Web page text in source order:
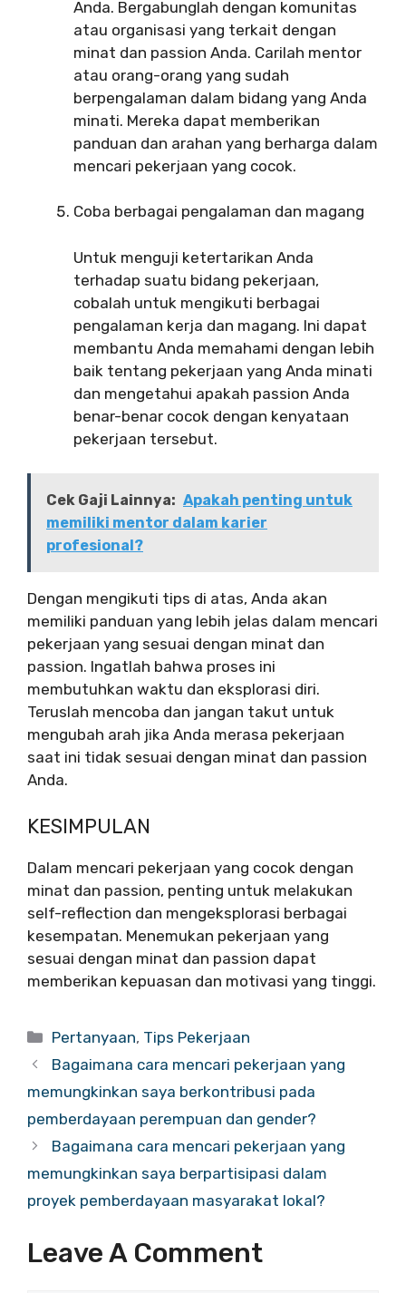
Anda. Bergabunglah dengan komunitas
atau organisasi yang terkait dengan
minat dan passion Anda. Carilah mentor
atau orang-orang yang sudah
berpengalaman dalam bidang yang Anda
minati. Mereka dapat memberikan
panduan dan arahan yang berharga dalam
mencari pekerjaan yang cocok.
Coba berbagai pengalaman dan magang
Untuk menguji ketertarikan Anda
terhadap suatu bidang pekerjaan,
cobalah untuk mengikuti berbagai
pengalaman kerja dan magang. Ini dapat
membantu Anda memahami dengan lebih
baik tentang pekerjaan yang Anda minati
dan mengetahui apakah passion Anda
benar-benar cocok dengan kenyataan
pekerjaan tersebut.
Cek Gaji Lainnya: Apakah penting untuk
memiliki mentor dalam karier
profesional?
Dengan mengikuti tips di atas, Anda akan
memiliki panduan yang lebih jelas dalam mencari
pekerjaan yang sesuai dengan minat dan
passion. Ingatlah bahwa proses ini
membutuhkan waktu dan eksplorasi diri.
Teruslah mencoba dan jangan takut untuk
mengubah arah jika Anda merasa pekerjaan
saat ini tidak sesuai dengan minat dan passion
Anda.
KESIMPULAN
Dalam mencari pekerjaan yang cocok dengan
minat dan passion, penting untuk melakukan
self-reflection dan mengeksplorasi berbagai
kesempatan. Menemukan pekerjaan yang
sesuai dengan minat dan passion dapat
memberikan kepuasan dan motivasi yang tinggi.
Categories
Pertanyaan, Tips Pekerjaan
Bagaimana cara mencari pekerjaan yang
memungkinkan saya berkontribusi pada
pemberdayaan perempuan dan gender?
Bagaimana cara mencari pekerjaan yang
memungkinkan saya berpartisipasi dalam
proyek pemberdayaan masyarakat lokal?
Leave A Comment